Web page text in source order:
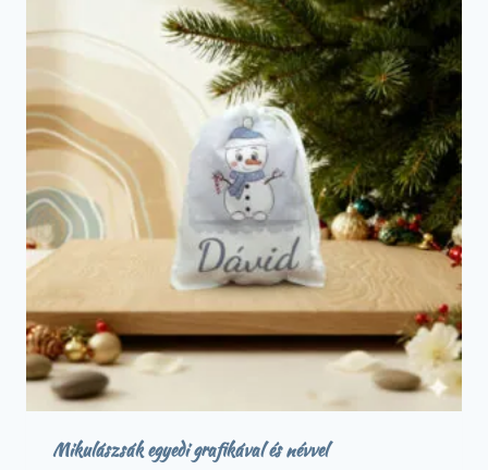
Mikulászsák egyedi grafikával és névvel